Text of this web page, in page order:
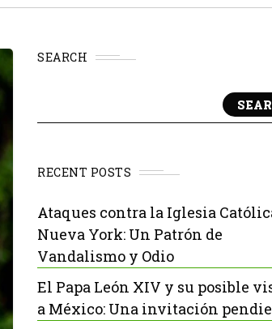
SEARCH
RECENT POSTS
Ataques contra la Iglesia
Nueva York: Un Patrón de
Vandalismo y Odio
El Papa León XIV y su posible
a México: Una invitación